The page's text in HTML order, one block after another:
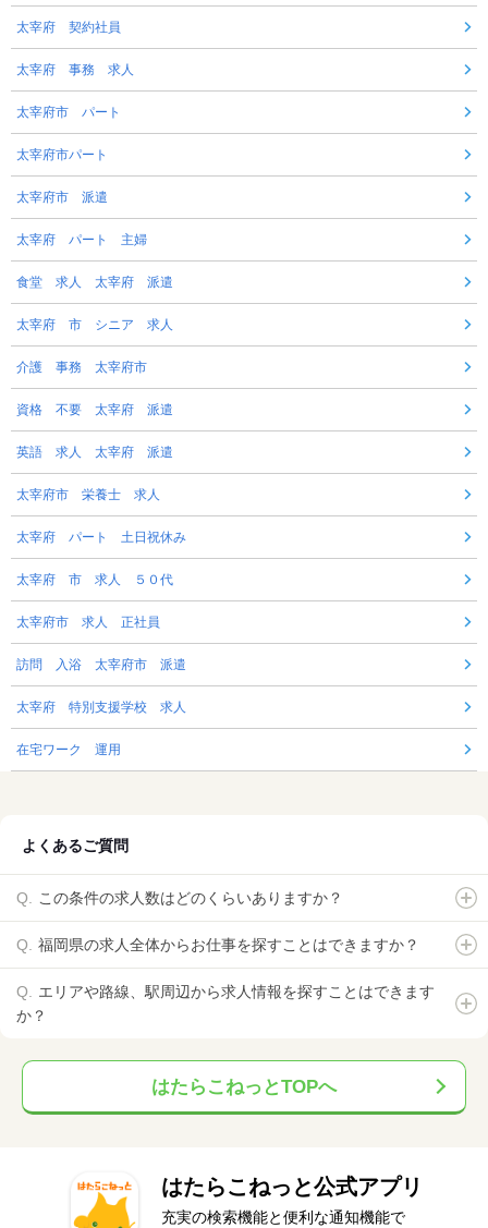
太宰府 契約社員
太宰府 事務 求人
太宰府市 パート
太宰府市パート
太宰府市 派遣
太宰府 パート 主婦
食堂 求人 太宰府 派遣
太宰府 市 シニア 求人
介護 事務 太宰府市
資格 不要 太宰府 派遣
英語 求人 太宰府 派遣
太宰府市 栄養士 求人
太宰府 パート 土日祝休み
太宰府 市 求人 ５０代
太宰府市 求人 正社員
訪問 入浴 太宰府市 派遣
太宰府 特別支援学校 求人
在宅ワーク 運用
よくあるご質問
この条件の求人数はどのくらいありますか？
福岡県の求人全体からお仕事を探すことはできますか？
エリアや路線、駅周辺から求人情報を探すことはできます
か？
はたらこねっとTOPへ
はたらこねっと公式アプリ
充実の検索機能と便利な通知機能で